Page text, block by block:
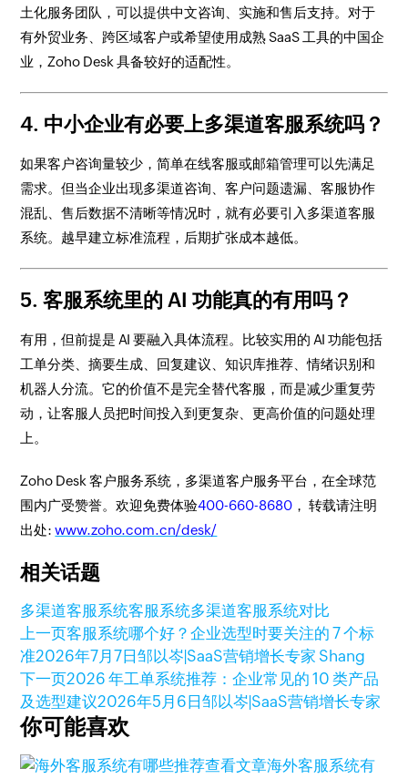
土化服务团队，可以提供中文咨询、实施和售后支持。对于
有外贸业务、跨区域客户或希望使用成熟 SaaS 工具的中国企
业，Zoho Desk 具备较好的适配性。
4. 中小企业有必要上多渠道客服系统吗？
如果客户咨询量较少，简单在线客服或邮箱管理可以先满足
需求。但当企业出现多渠道咨询、客户问题遗漏、客服协作
混乱、售后数据不清晰等情况时，就有必要引入多渠道客服
系统。越早建立标准流程，后期扩张成本越低。
5. 客服系统里的 AI 功能真的有用吗？
有用，但前提是 AI 要融入具体流程。比较实用的 AI 功能包括
工单分类、摘要生成、回复建议、知识库推荐、情绪识别和
机器人分流。它的价值不是完全替代客服，而是减少重复劳
动，让客服人员把时间投入到更复杂、更高价值的问题处理
上。
Zoho Desk 客户服务系统，多渠道客户服务平台，在全球范
围内广受赞誉。欢迎免费体验400-660-8680 ， 转载请注明
出处:www.zoho.com.cn/desk/
相关话题
多渠道客服系统客服系统多渠道客服系统对比
上一页客服系统哪个好？企业选型时要关注的 7 个标
准2026年7月7日邹以岑|SaaS营销增长专家 Shang
下一页2026 年工单系统推荐：企业常见的 10 类产品
及选型建议2026年5月6日邹以岑|SaaS营销增长专家
你可能喜欢
查看文章海外客服系统有